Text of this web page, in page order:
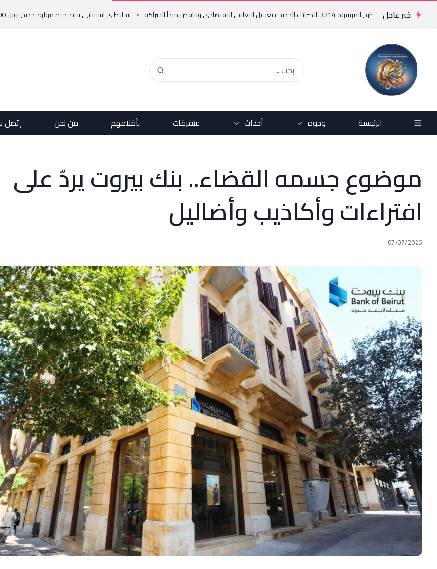
خبر عاجل
الضرائب الجديدة تعرقل التعافي الاقتصادي وتناقض مبدأ الشراكة إنجاز طبي استثنائي ينقذ حياة مولود خديج بوزن 800 غرام!
الرئيسية وجوه أحداث متفرقات بأقلامهم من نحن إتصل
موضوع جسمه القضاء.. بنك بيروت يردّ على
افتراءات وأكاذيب وأضاليل
07/07/2026